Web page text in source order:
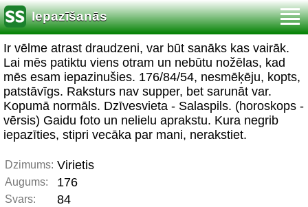
Iepazīšanās
Ir vēlme atrast draudzeni, var būt sanāks kas vairāk.
Lai mēs patiktu viens otram un nebūtu nožēlas, kad
mēs esam iepazinušies. 176/84/54, nesmēķēju, kopts,
patstāvīgs. Raksturs nav supper, bet sarunāt var.
Kopumā normāls. Dzīvesvieta - Salaspils. (horoskops -
vērsis) Gaidu foto un nelielu aprakstu. Kura negrib
iepazīties, stipri vecāka par mani, nerakstiet.
Dzimums: Virietis
Augums: 176
Svars: 84